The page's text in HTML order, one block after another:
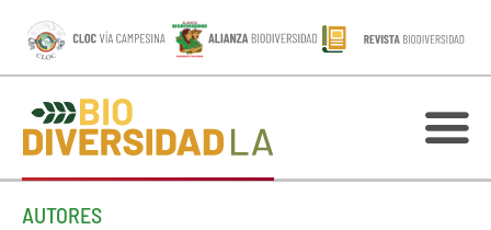
AUTORES